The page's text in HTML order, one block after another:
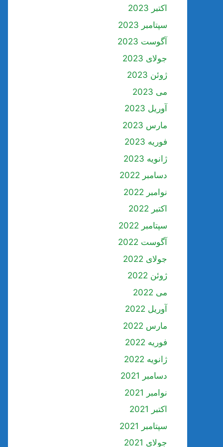
اکتبر 2023
سپتامبر 2023
آگوست 2023
جولای 2023
ژوئن 2023
می 2023
آوریل 2023
مارس 2023
فوریه 2023
ژانویه 2023
دسامبر 2022
نوامبر 2022
اکتبر 2022
سپتامبر 2022
آگوست 2022
جولای 2022
ژوئن 2022
می 2022
آوریل 2022
مارس 2022
فوریه 2022
ژانویه 2022
دسامبر 2021
نوامبر 2021
اکتبر 2021
سپتامبر 2021
جولای 2021